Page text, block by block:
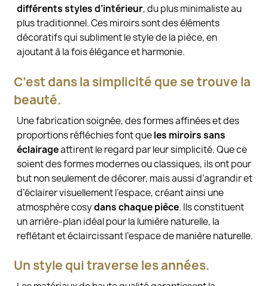
différents styles d’intérieur, du plus minimaliste au
plus traditionnel. Ces miroirs sont des éléments
décoratifs qui subliment le style de la pièce, en
ajoutant à la fois élégance et harmonie.
C’est dans la simplicité que se trouve la
beauté.
Une fabrication soignée, des formes affinées et des
proportions réfléchies font queles miroirs sans
éclairageattirent le regard par leur simplicité. Que ce
soient des formes modernes ou classiques, ils ont pour
but non seulement de décorer, mais aussi d’agrandir et
d’éclairer visuellement l’espace, créant ainsi une
atmosphère cosydans chaque pièce. Ils constituent
un arrière-plan idéal pour la lumière naturelle, la
reflétant et éclaircissant l’espace de manière naturelle.
Un style qui traverse les années.